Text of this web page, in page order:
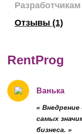
Разработчикам
Отзывы (1)
RentProg
Ванька
«
самых
бизнеса. »